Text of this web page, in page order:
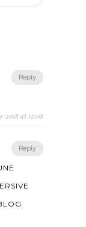
Reply
2018 at 12:08
Reply